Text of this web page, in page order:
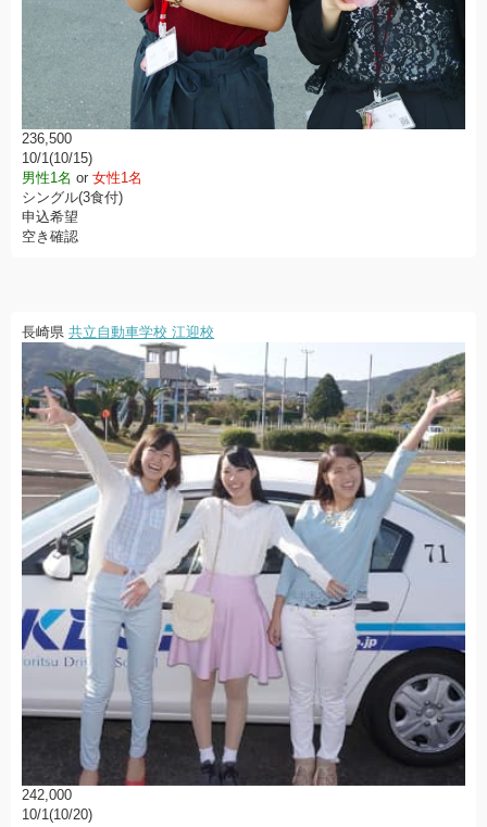
236,500
10/1(10/15)
男性1名 or 女性1名
シングル(3食付)
申込希望
空き確認
長崎県 共立自動車学校 江迎校
242,000
10/1(10/20)